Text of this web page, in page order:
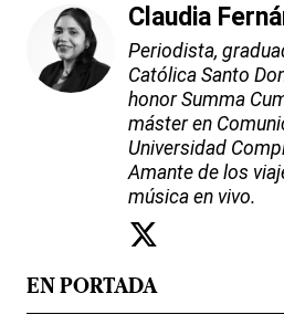
Claudia
Periodista,
Católica Santo
honor Summa
máster en
Universidad
Amante de los
música en vivo.
EN PORTADA